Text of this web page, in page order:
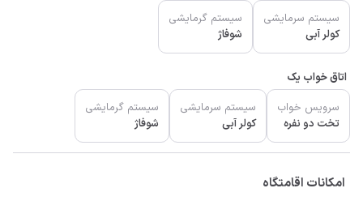
سیستم سرمایشی
کولر آبی
سیستم گرمایشی
شوفاژ
اتاق خواب یک
سرویس خواب
تخت دو نفره
سیستم سرمایشی
کولر آبی
سیستم گرمایشی
شوفاژ
امکانات اقامتگاه